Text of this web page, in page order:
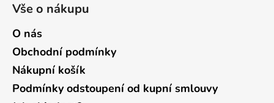
Vše o nákupu
O nás
Obchodní podmínky
Nákupní košík
Podmínky odstoupení od kupní smlouvy